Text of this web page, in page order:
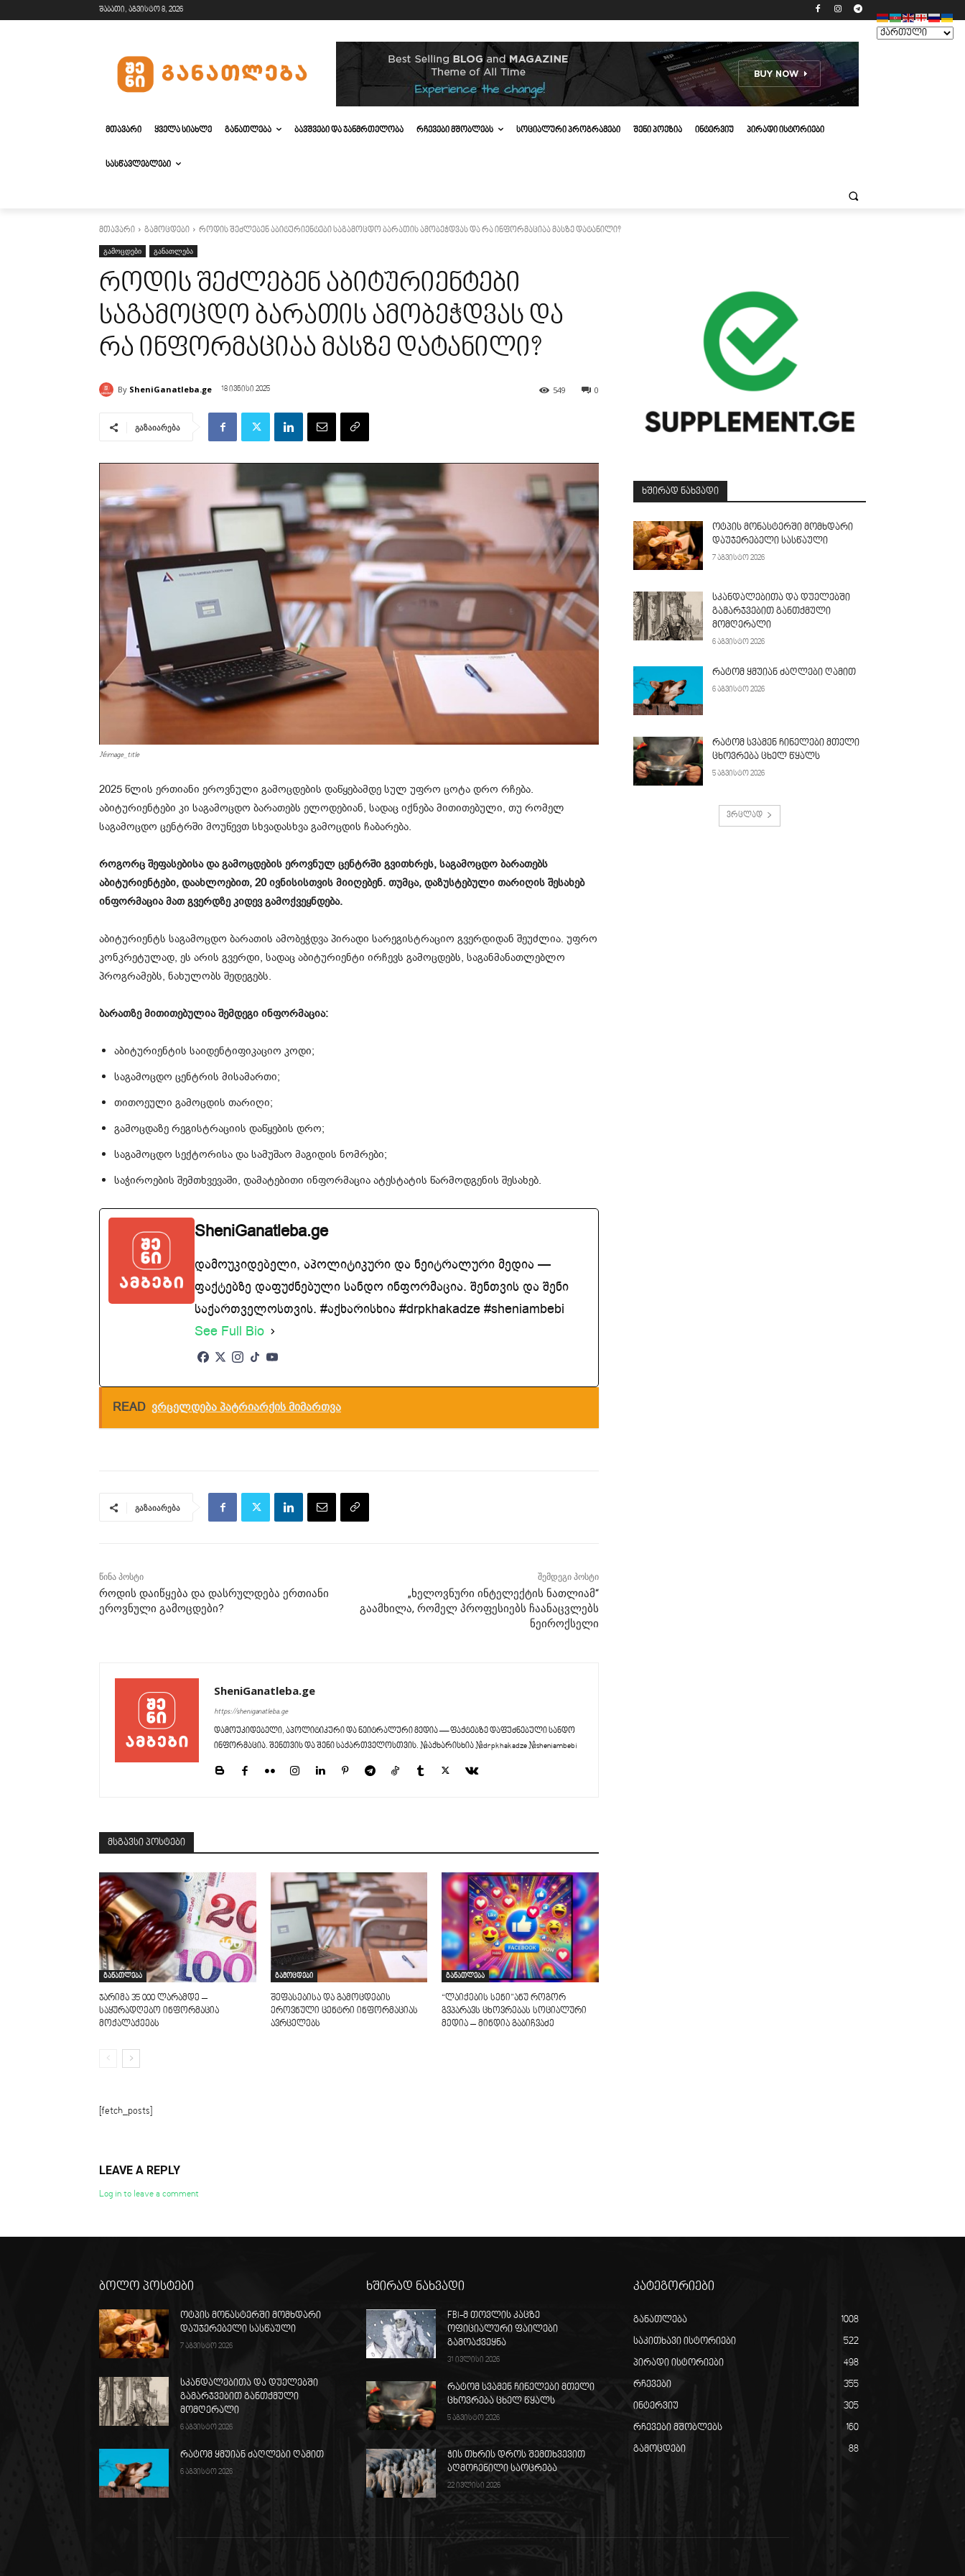
შაბათი, აგვისტო 8, 2026
ᲛᲗᲐᲕᲐᲠᲘ ᲧᲕᲔᲚᲐ ᲡᲘᲐᲮᲚᲔ ᲒᲐᲜᲐᲗᲚᲔᲑᲐ ᲑᲐᲕᲨᲕᲔᲑᲘ ᲓᲐ ᲯᲐᲜᲛᲠᲗᲔᲚᲝᲑᲐ ᲠᲩᲔᲕᲔᲑᲘ ᲛᲨᲝᲑᲚᲔᲑᲡ ᲡᲝᲪᲘᲐᲚᲣᲠᲘ ᲞᲠᲝᲒᲠᲐᲛᲔᲑᲘ ᲨᲔᲜᲘ ᲞᲝᲔᲖᲘᲐ ᲘᲜᲢᲔᲠᲕᲘᲣ ᲞᲘᲠᲐᲓᲘ ᲘᲡᲢᲝᲠᲘᲔᲑᲘ
ᲡᲐᲡᲬᲐᲕᲚᲔᲑᲚᲔᲑᲘ
მთავარი გამოცდები როდის შეძლებენ აბიტურიენტები საგამოცდო ბარათის ამობეჭდვას და რა ინფორმაციაა მასზე დატანილი?
გამოცდები განათლება
როდის შეძლებენ აბიტურიენტები
საგამოცდო ბარათის ამობეჭდვას და
რა ინფორმაციაა მასზე დატანილი?
By SheniGanatleba.ge 18 ივნისი 2025 0
549
გაზაიარება
#image_title
2025 წლის ერთიანი ეროვნული გამოცდების დაწყებამდე სულ უფრო ცოტა დრო რჩება.
აბიტურიენტები კი საგამოცდო ბარათებს ელოდებიან, სადაც იქნება მითითებული, თუ რომელ
საგამოცდო ცენტრში მოუწევთ სხვადასხვა გამოცდის ჩაბარება.
როგორც შეფასებისა და გამოცდების ეროვნულ ცენტრში გვითხრეს, საგამოცდო ბარათებს
აბიტურიენტები, დაახლოებით, 20 ივნისისთვის მიიღებენ. თუმცა, დაზუსტებული თარიღის შესახებ
ინფორმაცია მათ გვერდზე კიდევ გამოქვეყნდება.
აბიტურიენტს საგამოცდო ბარათის ამობეჭდვა პირადი სარეგისტრაციო გვერდიდან შეუძლია. უფრო
კონკრეტულად, ეს არის გვერდი, სადაც აბიტურიენტი ირჩევს გამოცდებს, საგანმანათლებლო
პროგრამებს, ნახულობს შედეგებს.
ბარათზე მითითებულია შემდეგი ინფორმაცია:
აბიტურიენტის საიდენტიფიკაციო კოდი;
საგამოცდო ცენტრის მისამართი;
თითოეული გამოცდის თარიღი;
გამოცდაზე რეგისტრაციის დაწყების დრო;
საგამოცდო სექტორისა და სამუშაო მაგიდის ნომრები;
საჭიროების შემთხვევაში, დამატებითი ინფორმაცია ატესტატის წარმოდგენის შესახებ.
SheniGanatleba.ge
დამოუკიდებელი, აპოლიტიკური და ნეიტრალური მედია —
ფაქტებზე დაფუძნებული სანდო ინფორმაცია. შენთვის და შენი
საქართველოსთვის. #აქხარისხია #drpkhakadze #sheniambebi
See Full Bio
READ ვრცელდება პატრიარქის მიმართვა
გაზაიარება
წინა პოსტი
როდის დაიწყება და დასრულდება ერთიანი
ეროვნული გამოცდები?
შემდეგი პოსტი
„ხელოვნური ინტელექტის ნათლიამ“
გაამხილა, რომელ პროფესიებს ჩაანაცვლებს
ნეიროქსელი
SheniGanatleba.ge
https://sheniganatleba.ge
დამოუკიდებელი, აპოლიტიკური და ნეიტრალური მედია — ფაქტებზე დაფუძნებული სანდო
ინფორმაცია. შენთვის და შენი საქართველოსთვის. #აქხარისხია #drpkhakadze #sheniambebi
მსგავსი პოსტები
განათლება
ჯარიმა 35 000 ლარამდე –
საყურადღებო ინფორმაცია
მოქალაქეებს
გამოცდები
შეფასებისა და გამოცდების
ეროვნული ცენტრი ინფორმაციას
ავრცელებს
განათლება
“ლაიქების სენი”ანუ როგორ
გვპარავს ცხოვრებას სოციალური
მედია – მინდია გაბიჩვაძე
[fetch_posts]
LEAVE A REPLY
Log in to leave a comment
ᲮᲨᲘᲠᲐᲓ ᲜᲐᲮᲕᲐᲓᲘ
ოტპის მონასტერში მომხდარი
დაუჯერებელი სასწაული
7 აგვისტო 2026
სკანდალებითა და დუელებში
გამარჯვებით განთქმული
მომღერალი
6 აგვისტო 2026
რატომ ყმუიან ძაღლები ღამით
6 აგვისტო 2026
რატომ სვამენ ჩინელები მთელი
ცხოვრება ცხელ წყალს
5 აგვისტო 2026
ვრცლად
ბოლო პოსტები
ოტპის მონასტერში მომხდარი
დაუჯერებელი სასწაული
7 აგვისტო 2026
სკანდალებითა და დუელებში
გამარჯვებით განთქმული
მომღერალი
6 აგვისტო 2026
რატომ ყმუიან ძაღლები ღამით
6 აგვისტო 2026
ხშირად ნახვადი
FBI-მ თოვლის კაცზე
ოფიციალური ფაილები
გამოაქვეყნა
31 ივლისი 2026
რატომ სვამენ ჩინელები მთელი
ცხოვრება ცხელ წყალს
5 აგვისტო 2026
ჭის თხრის დროს შემთხვევით
აღმოჩენილი საოცრება
22 ივლისი 2026
კატეგორიები
განათლება 1008
საკითხავი ისტორიები 522
პირადი ისტორიები 498
რჩევები 355
ინტერვიუ 305
რჩევები მშობლებს 160
გამოცდები 88